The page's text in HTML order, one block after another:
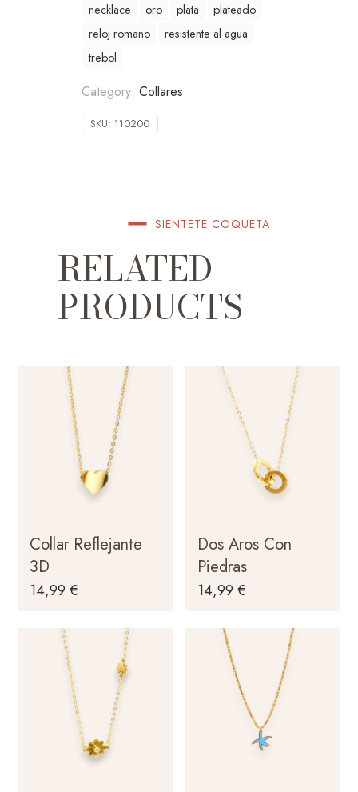
necklace oro plata
plateado
reloj romano
resistente al agua
trebol
Category:Collares
SKU: 110200
SIENTETE COQUETA
RELATED
PRODUCTS
Collar Reflejante
3D
14,99€
Dos Aros Con
Piedras
14,99€